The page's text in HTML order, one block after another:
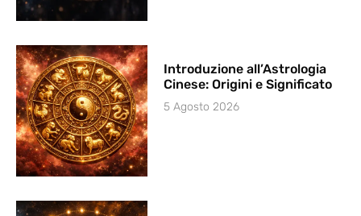
Introduzione all’Astrologia
Cinese: Origini e Significato
5 Agosto 2026